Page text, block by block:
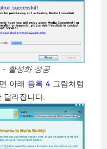
- 활성화 성공
아래 등록 4 그림처럼
달라집니다.